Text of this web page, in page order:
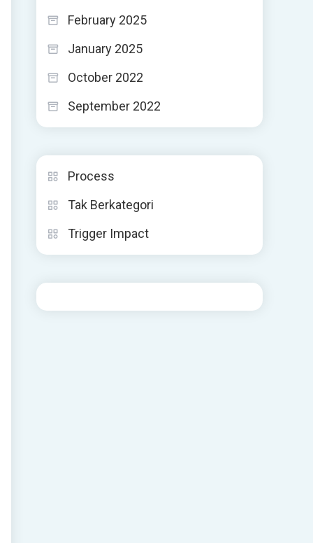
February 2025
January 2025
October 2022
September 2022
Process
Tak Berkategori
Trigger Impact